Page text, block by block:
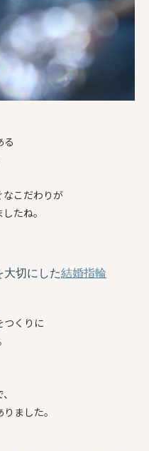
る
なこだわりが
たね。
大切にした結婚指輪
つくりに
ました。